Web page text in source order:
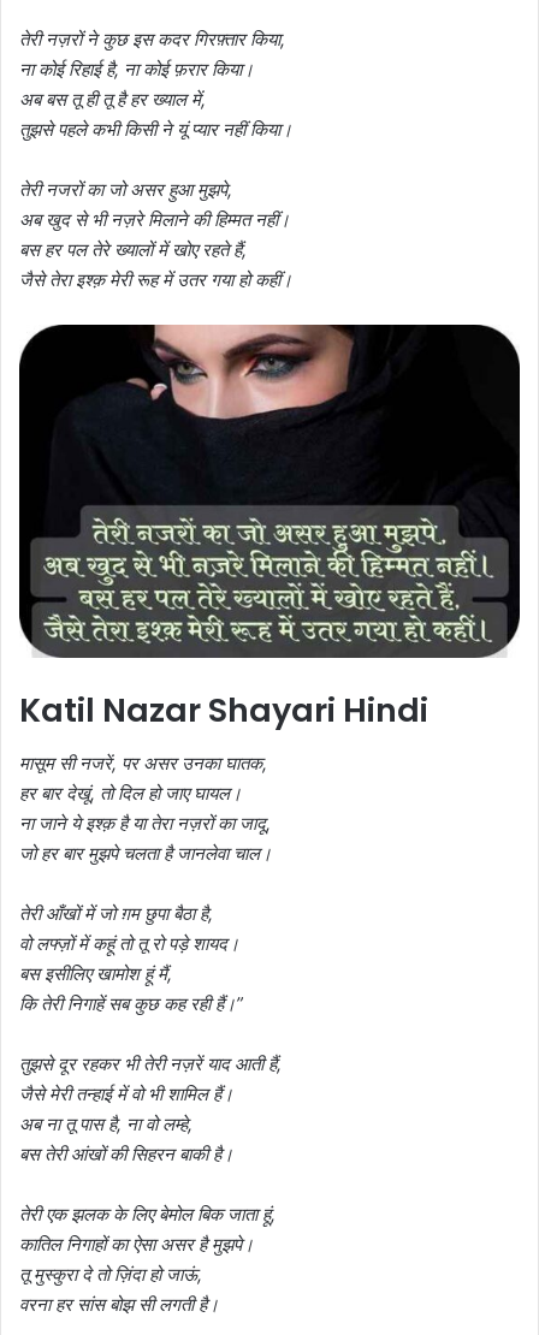
तेरी नज़रों ने कुछ इस कदर गिरफ़्तार किया,
ना कोई रिहाई है, ना कोई फ़रार किया।
अब बस तू ही तू है हर ख्याल में,
तुझसे पहले कभी किसी ने यूं प्यार नहीं किया।
तेरी नजरों का जो असर हुआ मुझपे,
अब खुद से भी नज़रे मिलाने की हिम्मत नहीं।
बस हर पल तेरे ख्यालों में खोए रहते हैं,
जैसे तेरा इश्क़ मेरी रूह में उतर गया हो कहीं।
Katil Nazar Shayari Hindi
मासूम सी नजरें, पर असर उनका घातक,
हर बार देखूं, तो दिल हो जाए घायल।
ना जाने ये इश्क़ है या तेरा नज़रों का जादू,
जो हर बार मुझपे चलता है जानलेवा चाल।
तेरी आँखों में जो ग़म छुपा बैठा है,
वो लफ्ज़ों में कहूं तो तू रो पड़े शायद।
बस इसीलिए खामोश हूं मैं,
कि तेरी निगाहें सब कुछ कह रही हैं।”
तुझसे दूर रहकर भी तेरी नज़रें याद आती हैं,
जैसे मेरी तन्हाई में वो भी शामिल हैं।
अब ना तू पास है, ना वो लम्हे,
बस तेरी आंखों की सिहरन बाकी है।
तेरी एक झलक के लिए बेमोल बिक जाता हूं,
कातिल निगाहों का ऐसा असर है मुझपे।
तू मुस्कुरा दे तो ज़िंदा हो जाऊं,
वरना हर सांस बोझ सी लगती है।